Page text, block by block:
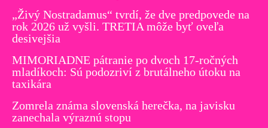
„Živý Nostradamus“ tvrdí, že dve predpovede na
rok 2026 už vyšli. TRETIA môže byť oveľa
desivejšia
MIMORIADNE pátranie po dvoch 17-ročných
mladíkoch: Sú podozriví z brutálneho útoku na
taxikára
Zomrela známa slovenská herečka, na javisku
zanechala výraznú stopu